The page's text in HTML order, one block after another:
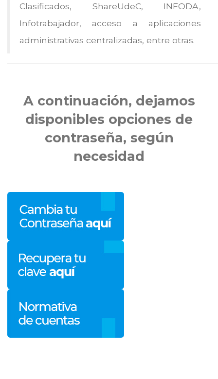
Clasificados, ShareUdeC, INFODA,
Infotrabajador, acceso a aplicaciones
administrativas centralizadas, entre otras.
A continuación, dejamos
disponibles opciones de
contraseña, según
necesidad